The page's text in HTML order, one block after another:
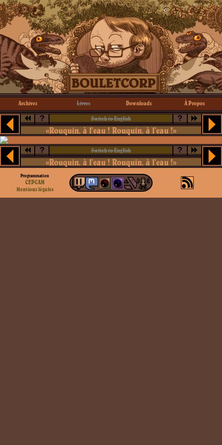
Archives Livres Downloads À Propos
? Switch to English ?
«Rouquin, à l'eau ! Rouquin, à l'eau !»
? Switch to English ?
«Rouquin, à l'eau ! Rouquin, à l'eau !»
Programmation
CEPCAM
Mentions légales